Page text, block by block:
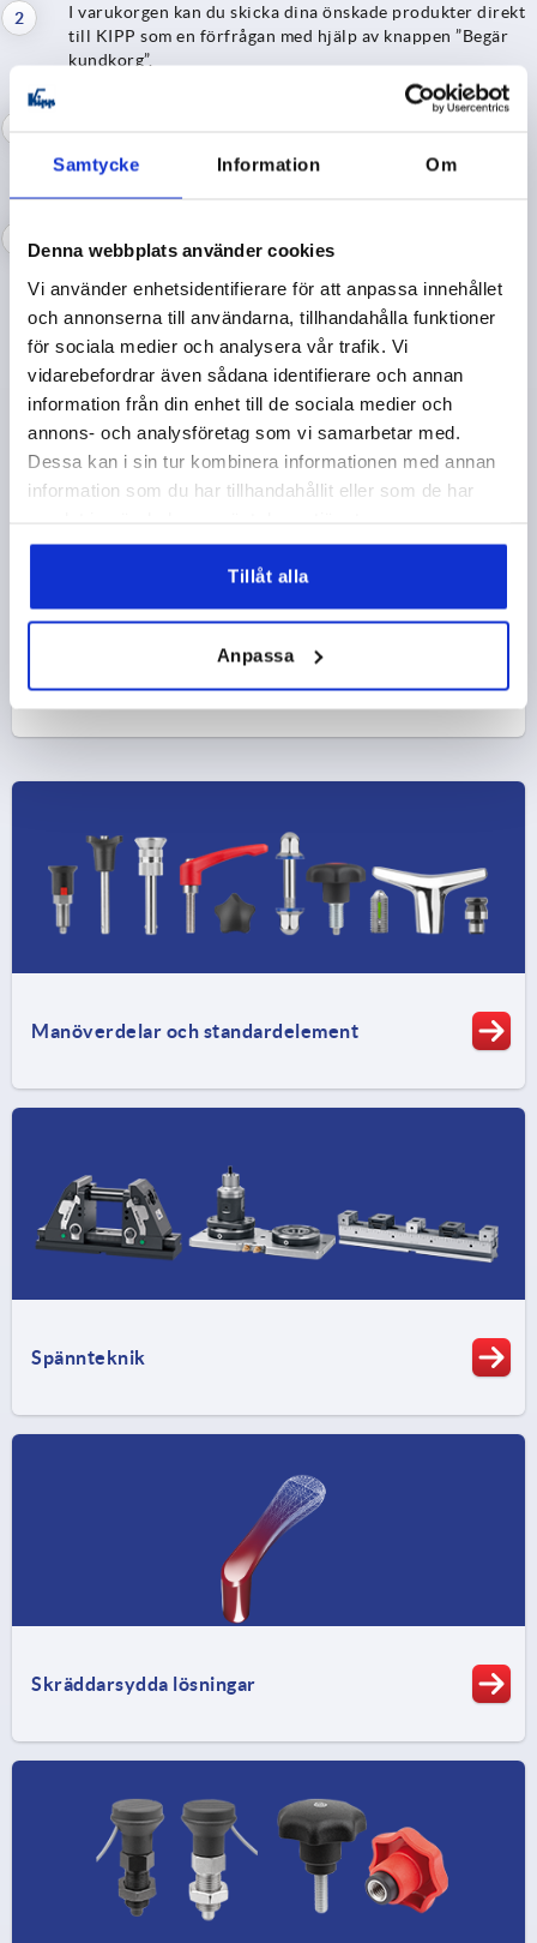
Samtycke Information Om
Denna webbplats använder cookies
Vi använder enhetsidentifierare för att anpassa innehållet
och annonserna till användarna, tillhandahålla funktioner
för sociala medier och analysera vår trafik. Vi
vidarebefordrar även sådana identifierare och annan
information från din enhet till de sociala medier och
annons- och analysföretag som vi samarbetar med.
Dessa kan i sin tur kombinera informationen med annan
information som du har tillhandahållit eller som de har
Tillåt alla
Anpassa
I varukorgen kan du skicka dina önskade produkter direkt
till KIPP som en förfrågan med hjälp av knappen ”Begär
kundkorg”.
alla tidigare offerter.
onlinebeställning.
Är du redo för din offert? Här visar vi dig hur det går till
Manöverdelar och standardelement
Spännteknik
Skräddarsydda lösningar